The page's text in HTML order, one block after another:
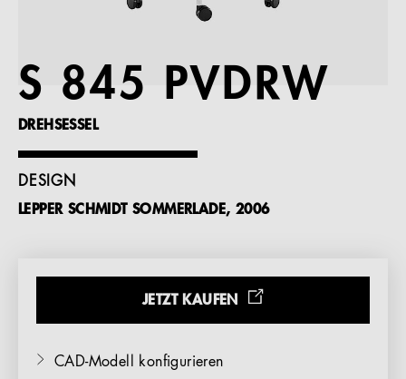
Referenzen
DE
S 845 PVDRW
DREHSESSEL
DESIGN
LEPPER SCHMIDT SOMMERLADE, 2006
JETZT KAUFEN
CAD-Modell konfigurieren